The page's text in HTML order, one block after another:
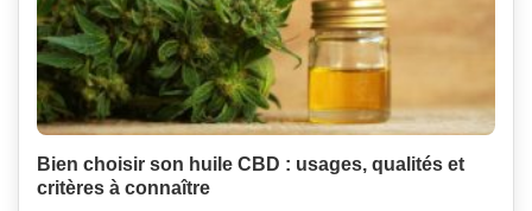
Bien choisir son huile CBD : usages, qualités et
critères à connaître